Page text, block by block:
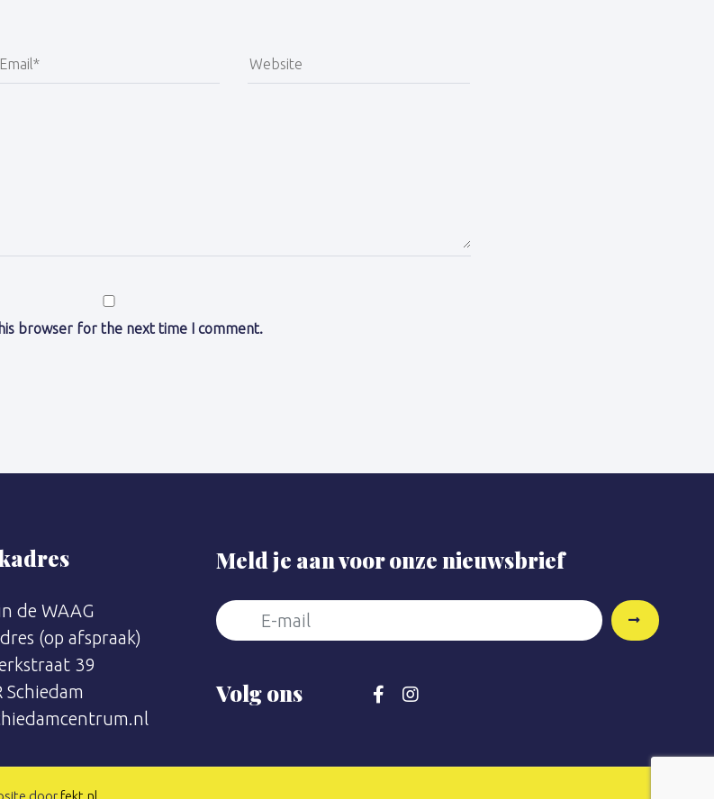
browser for the next time I comment.
de WAAG
(op afspraak)
39
Schiedam
Meld je aan voor onze nieuwsbrief
Volg ons
doorfekt.nl